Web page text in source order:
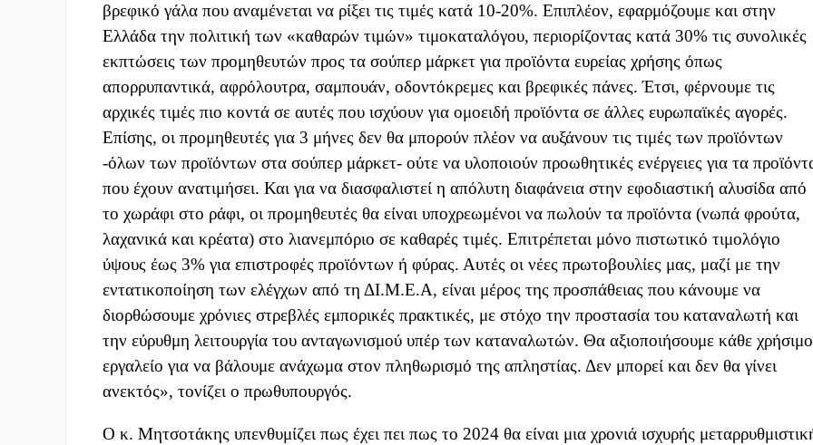
βρεφικό γάλα που αναμένεται να ρίξει τις τιμές κατά 10-20%. Επιπλέον, εφαρμόζουμε και στην
Ελλάδα την πολιτική των «καθαρών τιμών» τιμοκαταλόγου, περιορίζοντας κατά 30% τις συνολικές
εκπτώσεις των προμηθευτών προς τα σούπερ μάρκετ για προϊόντα ευρείας χρήσης όπως
απορρυπαντικά, αφρόλουτρα, σαμπουάν, οδοντόκρεμες και βρεφικές πάνες. Έτσι, φέρνουμε τις
αρχικές τιμές πιο κοντά σε αυτές που ισχύουν για ομοειδή προϊόντα σε άλλες ευρωπαϊκές αγορές.
Επίσης, οι προμηθευτές για 3 μήνες δεν θα μπορούν πλέον να αυξάνουν τις τιμές των προϊόντων
-όλων των προϊόντων στα σούπερ μάρκετ- ούτε να υλοποιούν προωθητικές ενέργειες για τα
που έχουν ανατιμήσει. Και για να διασφαλιστεί η απόλυτη διαφάνεια στην εφοδιαστική αλυσίδα από
το χωράφι στο ράφι, οι προμηθευτές θα είναι υποχρεωμένοι να πωλούν τα προϊόντα (νωπά φρούτα,
λαχανικά και κρέατα) στο λιανεμπόριο σε καθαρές τιμές. Επιτρέπεται μόνο πιστωτικό τιμολόγιο
ύψους έως 3% για επιστροφές προϊόντων ή φύρας. Αυτές οι νέες πρωτοβουλίες μας, μαζί με την
εντατικοποίηση των ελέγχων από τη ΔΙ.Μ.Ε.Α, είναι μέρος της προσπάθειας που κάνουμε να
διορθώσουμε χρόνιες στρεβλές εμπορικές πρακτικές, με στόχο την προστασία του καταναλωτή και
την εύρυθμη λειτουργία του ανταγωνισμού υπέρ των καταναλωτών. Θα αξιοποιήσουμε κάθε χρήσιμο
εργαλείο για να βάλουμε ανάχωμα στον πληθωρισμό της απληστίας. Δεν μπορεί και δεν θα γίνει
ανεκτός», τονίζει ο πρωθυπουργός.
Ο κ. Μητσοτάκης υπενθυμίζει πως έχει πει πως το 2024 θα είναι μια χρονιά ισχυρής